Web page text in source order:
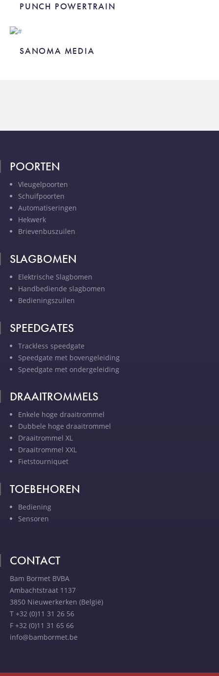
PUNCH POWERTRAIN
SANOMA MEDIA
POORTEN
Vleugelpoorten
Schuifpoorten
Automatiseringen
Hekwerk
Brievenbuszuilen
SLAGBOMEN
Elektrische Slagbomen
Handbediende slagbomen
Bedieningszuilen
SPEEDGATES
Trackless speedgate
Speedgate met bovengeleiding
Speedgate met ondergeleiding
DRAAITROMMELS
Enkele hoge draaitrommel
Dubbele hoge draaitrommel
Draaitrommel XL
Draaitrommel XXL
Fietstourniquet
TOEBEHOREN
Bediening
Sensoren
CONTACT
Bam Bormet BVBA
Ambachtstraat 1137
3850 Nieuwerkerken (België)
T +32 (0)11 31 26 56
F +32 (0)11 31 65 66
info@bambormet.be